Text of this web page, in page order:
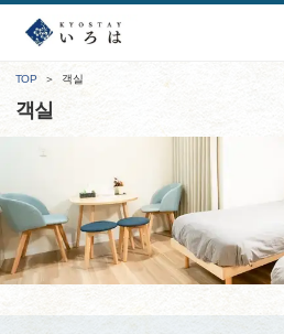
TOP 객실
객실